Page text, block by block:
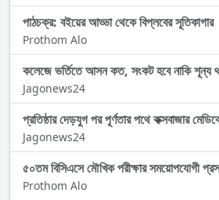
পাঠচক্র: বইয়ের আড্ডা থেকে বিপ্লবের সূতিকাগার
Prothom Alo
কলেজে ভর্তিতে আসন কত, সংকট হবে নাকি শূন্য
Jagonews24
প্রতিষ্ঠার দেড়যুগ পর পূর্ণতার পথে কক্সবাজার
Jagonews24
৫০তম বিসিএসে মৌখিক পরীক্ষার সময়োপযোগী
Prothom Alo